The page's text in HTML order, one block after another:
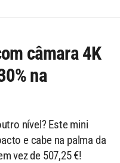
câmara 4K
na
nível? Este mini
e cabe na palma da
vez de 507,25 €!